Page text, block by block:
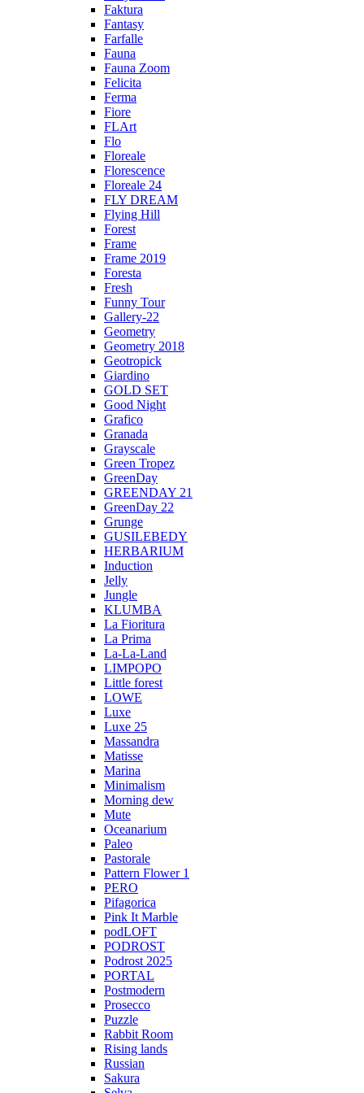
Faktura
Fantasy
Farfalle
Fauna
Fauna Zoom
Felicita
Ferma
Fiore
FLArt
Flo
Floreale
Florescence
Floreale 24
FLY DREAM
Flying Hill
Forest
Frame
Frame 2019
Foresta
Fresh
Funny Tour
Gallery-22
Geometry
Geometry 2018
Geotropick
Giardino
GOLD SET
Good Night
Grafico
Granada
Grayscale
Green Tropez
GreenDay
GREENDAY 21
GreenDay 22
Grunge
GUSILEBEDY
HERBARIUM
Induction
Jelly
Jungle
KLUMBA
La Fioritura
La Prima
La-La-Land
LIMPOPO
Little forest
LOWE
Luxe
Luxe 25
Massandra
Matisse
Marina
Minimalism
Morning dew
Mute
Oceanarium
Paleo
Pastorale
Pattern Flower 1
PERO
Pifagorica
Pink It Marble
podLOFT
PODROST
Podrost 2025
PORTAL
Postmodern
Prosecco
Puzzle
Rabbit Room
Rising lands
Russian
Sakura